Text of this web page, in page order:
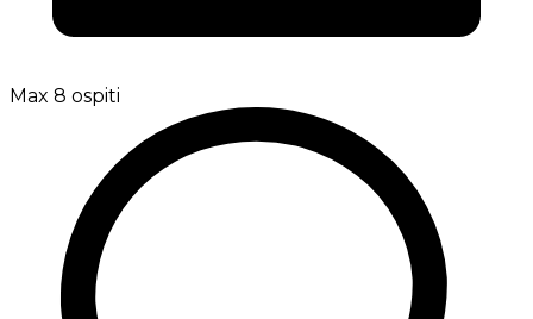
Max 8 ospiti